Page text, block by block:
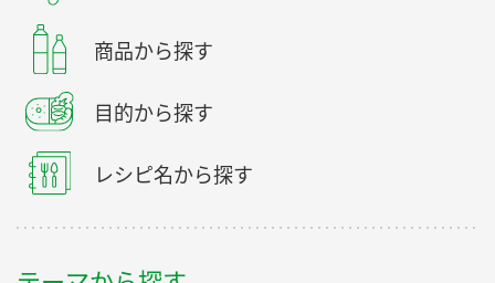
商品から探す
目的から探す
レシピ名から探す